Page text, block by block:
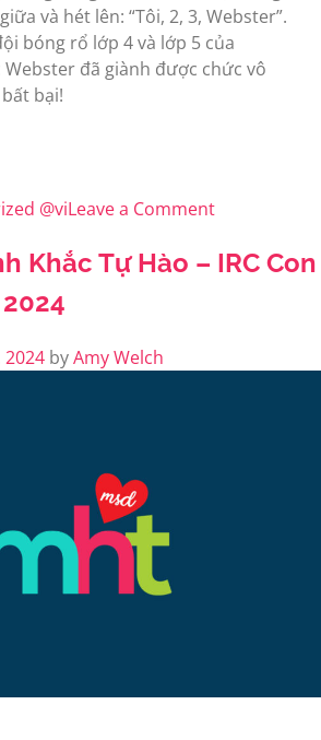
và hét lên: “Tôi, 2, 3, Webster”.
bóng rổ lớp 4 và lớp 5 của
đã giành được chức vô
bại!
@viLeave a Comment
Khắc Tự Hào – IRC Con
2024 byAmy Welch